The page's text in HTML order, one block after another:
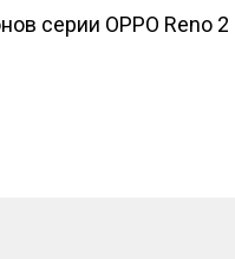
серии OPPO Reno